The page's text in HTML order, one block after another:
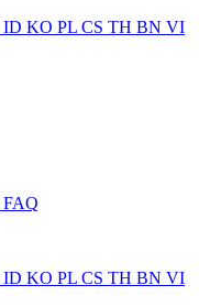
ID KO PL CS TH BN VI
FAQ
ID KO PL CS TH BN VI